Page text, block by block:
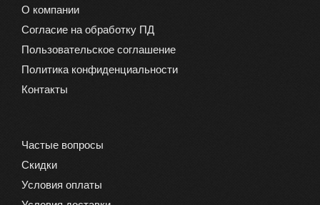
О компании
Согласие на обработку ПД
Пользовательское соглашение
Политика конфиденциальности
Контакты
Частые вопросы
Скидки
Условия оплаты